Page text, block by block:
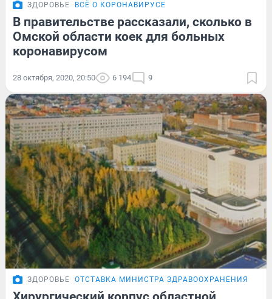
ЗДОРОВЬЕ ВСЁ О КОРОНАВИРУСЕ
В правительстве рассказали, сколько в
Омской области коек для больных
коронавирусом
28 октября, 2020, 20:50 6 194 9
ЗДОРОВЬЕ ОТСТАВКА МИНИСТРА ЗДРАВООХРАНЕНИЯ